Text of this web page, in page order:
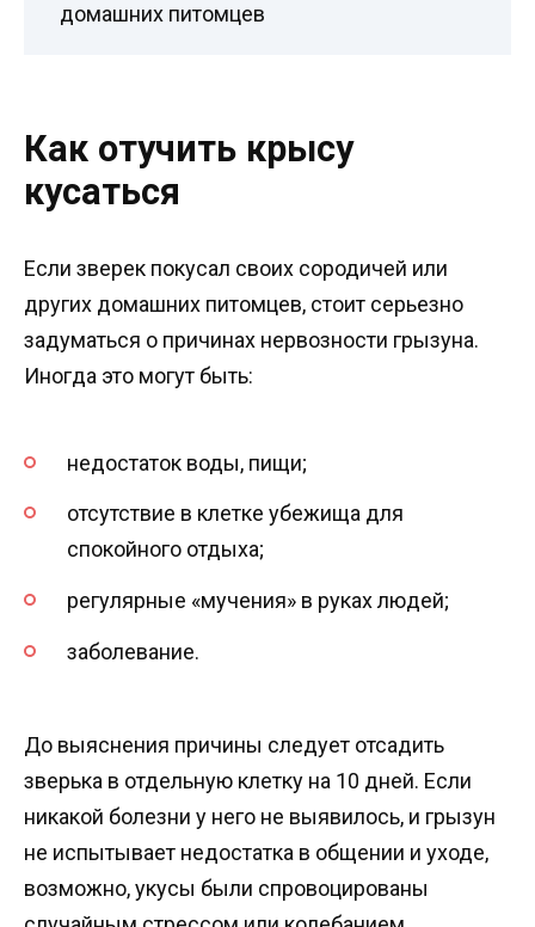
домашних питомцев
Как отучить крысу
кусаться
Если зверек покусал своих сородичей или
других домашних питомцев, стоит серьезно
задуматься о причинах нервозности грызуна.
Иногда это могут быть:
недостаток воды, пищи;
отсутствие в клетке убежища для
спокойного отдыха;
регулярные «мучения» в руках людей;
заболевание.
До выяснения причины следует отсадить
зверька в отдельную клетку на 10 дней. Если
никакой болезни у него не выявилось, и грызун
не испытывает недостатка в общении и уходе,
возможно, укусы были спровоцированы